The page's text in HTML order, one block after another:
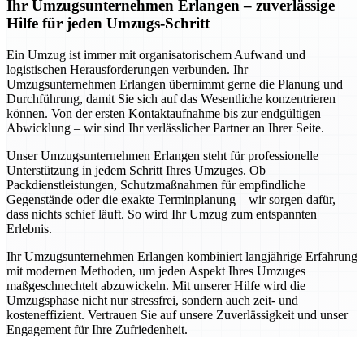
Ihr Umzugsunternehmen Erlangen – zuverlässige
Hilfe für jeden Umzugs-Schritt
Ein Umzug ist immer mit organisatorischem Aufwand und
logistischen Herausforderungen verbunden. Ihr
Umzugsunternehmen Erlangen übernimmt gerne die Planung und
Durchführung, damit Sie sich auf das Wesentliche konzentrieren
können. Von der ersten Kontaktaufnahme bis zur endgültigen
Abwicklung – wir sind Ihr verlässlicher Partner an Ihrer Seite.
Unser Umzugsunternehmen Erlangen steht für professionelle
Unterstützung in jedem Schritt Ihres Umzuges. Ob
Packdienstleistungen, Schutzmaßnahmen für empfindliche
Gegenstände oder die exakte Terminplanung – wir sorgen dafür,
dass nichts schief läuft. So wird Ihr Umzug zum entspannten
Erlebnis.
Ihr Umzugsunternehmen Erlangen kombiniert langjährige Erfahrung
mit modernen Methoden, um jeden Aspekt Ihres Umzuges
maßgeschnechtelt abzuwickeln. Mit unserer Hilfe wird die
Umzugsphase nicht nur stressfrei, sondern auch zeit- und
kosteneffizient. Vertrauen Sie auf unsere Zuverlässigkeit und unser
Engagement für Ihre Zufriedenheit.